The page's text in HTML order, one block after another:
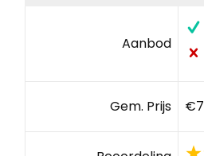
Aanbod
Gem. Prijs